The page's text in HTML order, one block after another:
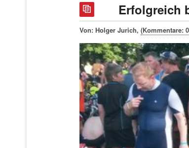
Erfolgreich
Von: Holger Jurich,(Kommentare: